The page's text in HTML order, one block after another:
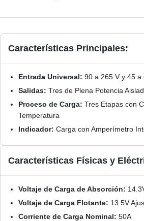
Características Principales:
Entrada Universal: 90 a 265 V y 45 a
Salidas: Tres de Plena Potencia
Proceso de Carga: Tres Etapas con
Temperatura
Indicador: Carga con Amperímetro
Características Físicas y
Voltaje de Carga de Absorción:
Voltaje de Carga Flotante: 13.5V
Corriente de Carga Nominal: 50A